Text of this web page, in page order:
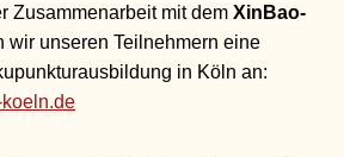
Zusammenarbeit mit dem XinBao-
wir unseren Teilnehmern eine
in Köln an: